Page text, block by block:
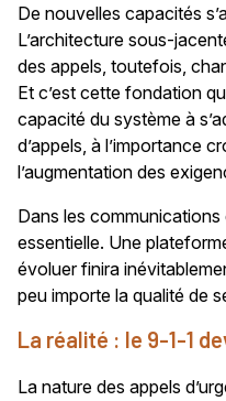
De nouvelles capacités
L’architecture sous-
des appels, toutefois,
Et c’est cette fondation
capacité du système à
d’appels, à l’importance
l’augmentation des
Dans les
essentielle. Une
évoluer finira
peu importe la qualité de
La réalité : le 9-1-1
La nature des appels